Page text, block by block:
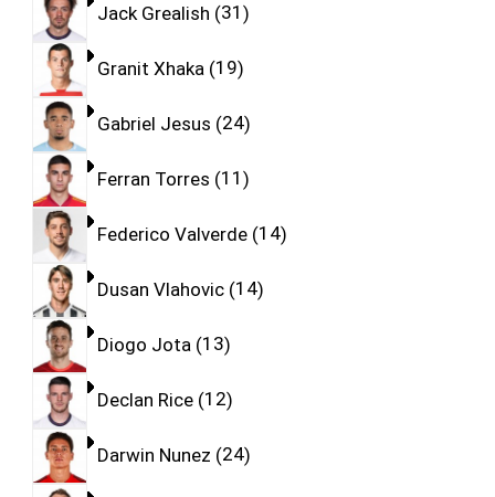
Jack Grealish 31
Granit Xhaka 19
Gabriel Jesus 24
Ferran Torres 11
Federico Valverde 14
Dusan Vlahovic 14
Diogo Jota 13
Declan Rice 12
Darwin Nunez 24